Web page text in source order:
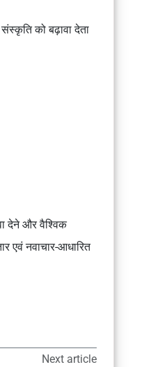
को बढ़ावा देता
देने और वैश्विक
एवं नवाचार-आधारित
Next article